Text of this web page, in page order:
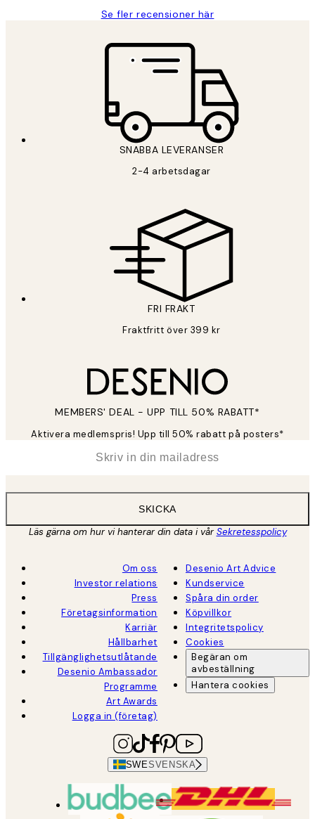
Se fler recensioner här
SNABBA LEVERANSER
2-4 arbetsdagar
FRI FRAKT
Fraktfritt över 399 kr
MEMBERS' DEAL - UPP TILL 50% RABATT*
Aktivera medlemspris! Upp till 50% rabatt på posters*
SKICKA
Läs gärna om hur vi hanterar din data i vårSekretesspolicy
Om oss
Investor relations
Press
Företagsinformation
Karriär
Hållbarhet
Tillgänglighetsutlåtande
Desenio Ambassador
Programme
Art Awards
Logga in (företag)
Desenio Art Advice
Kundservice
Spåra din order
Köpvillkor
Integritetspolicy
Cookies
Begäran om
avbeställning
Hantera cookies
SWESVENSKA